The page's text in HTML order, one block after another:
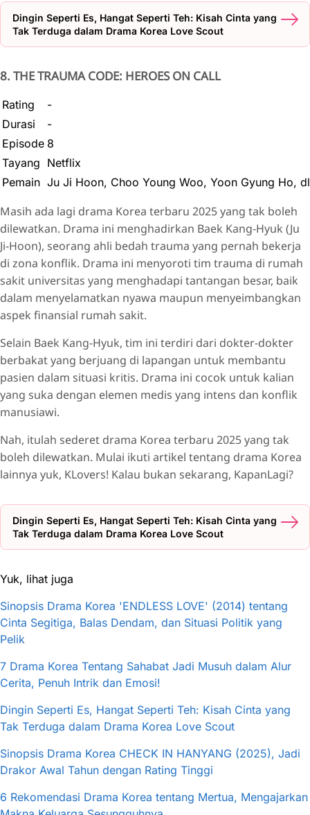
Dingin Seperti Es, Hangat Seperti Teh: Kisah Cinta yang
Tak Terduga dalam Drama Korea Love Scout
8. THE TRAUMA CODE: HEROES ON CALL
Rating
-
Durasi
-
Episode 8
Tayang Netflix
Pemain Ju Ji Hoon, Choo Young Woo, Yoon Gyung Ho,
Masih ada lagi drama Korea terbaru 2025 yang tak boleh
dilewatkan. Drama ini menghadirkan Baek Kang-Hyuk (Ju
Ji-Hoon), seorang ahli bedah trauma yang pernah bekerja
di zona konflik. Drama ini menyoroti tim trauma di rumah
sakit universitas yang menghadapi tantangan besar, baik
dalam menyelamatkan nyawa maupun menyeimbangkan
aspek finansial rumah sakit.
Selain Baek Kang-Hyuk, tim ini terdiri dari dokter-dokter
berbakat yang berjuang di lapangan untuk membantu
pasien dalam situasi kritis. Drama ini cocok untuk kalian
yang suka dengan elemen medis yang intens dan konflik
manusiawi.
Nah, itulah sederet drama Korea terbaru 2025 yang tak
boleh dilewatkan. Mulai ikuti artikel tentang drama Korea
lainnya yuk, KLovers! Kalau bukan sekarang, KapanLagi?
Dingin Seperti Es, Hangat Seperti Teh: Kisah Cinta yang
Tak Terduga dalam Drama Korea Love Scout
Yuk, lihat juga
Sinopsis Drama Korea 'ENDLESS LOVE' (2014) tentang
Cinta Segitiga, Balas Dendam, dan Situasi Politik yang
Pelik
7 Drama Korea Tentang Sahabat Jadi Musuh dalam Alur
Cerita, Penuh Intrik dan Emosi!
Dingin Seperti Es, Hangat Seperti Teh: Kisah Cinta yang
Tak Terduga dalam Drama Korea Love Scout
Sinopsis Drama Korea CHECK IN HANYANG (2025), Jadi
Drakor Awal Tahun dengan Rating Tinggi
6 Rekomendasi Drama Korea tentang Mertua, Mengajarkan